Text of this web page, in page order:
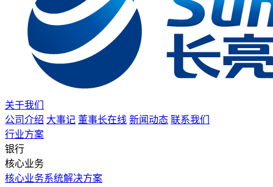
关于我们
公司介绍 大事记 董事长在线 新闻动态 联系我们
行业方案
银行
核心业务
核心业务系统解决方案